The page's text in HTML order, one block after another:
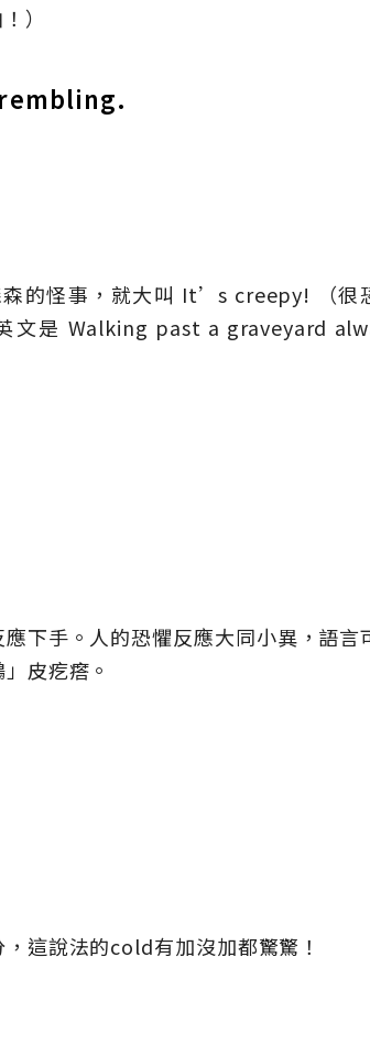
）
的怪事，就大叫 It’s creepy! （很
文是 Walking past a graveyard
下手。人的恐懼反應大同小異，語言
皮疙瘩。
這說法的cold有加沒加都驚驚！